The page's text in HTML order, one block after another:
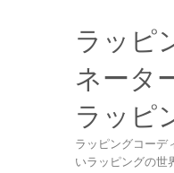
ラッピ
ネータ
ラッピ
ラッピングコーデ
いラッピングの世